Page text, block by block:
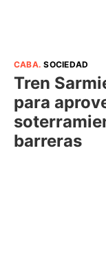
CABA.SOCIEDAD
Tren
para
barreras